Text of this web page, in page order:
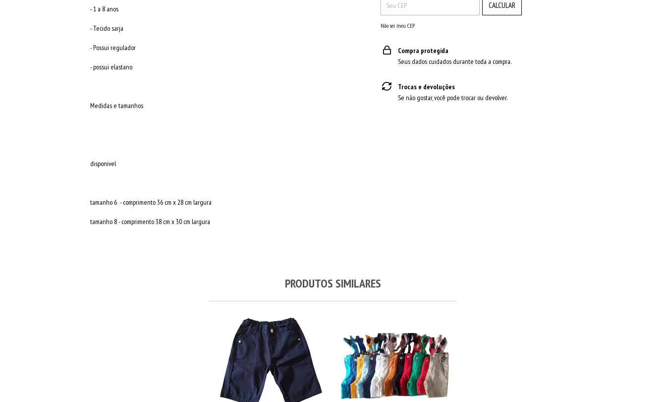
- 1 a 8 anos
- Tecido sarja
- Possui regulador
- possui elastano
Medidas e tamanhos
disponivel
tamanho 6 - comprimento 36 cm x 28 cm largura
tamanho 8 - comprimento 38 cm x 30 cm largura
CALCULAR
Não sei meu CEP
Compra protegida
Seus dados cuidados durante toda a compra.
Trocas e devoluções
Se não gostar, você pode trocar ou devolver.
PRODUTOS SIMILARES